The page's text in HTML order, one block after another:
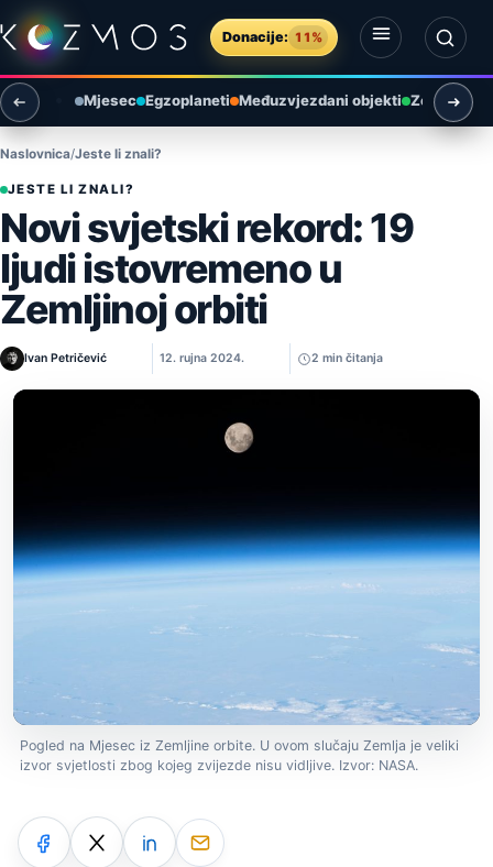
Preskoči na sadržaj
Donacije: 11%
Otvori izbornik
Otvori pretragu
Mjesec Egzoplaneti Međuzvjezdani objekti Zemlja i
Naslovnica Jeste li znali?
JESTE LI ZNALI?
Novi svjetski rekord: 19
ljudi istovremeno u
Zemljinoj orbiti
Ivan Petričević 12. rujna 2024. 2 min čitanja
Pogled na Mjesec iz Zemljine orbite. U ovom slučaju Zemlja je veliki
izvor svjetlosti zbog kojeg zvijezde nisu vidljive. Izvor: NASA.